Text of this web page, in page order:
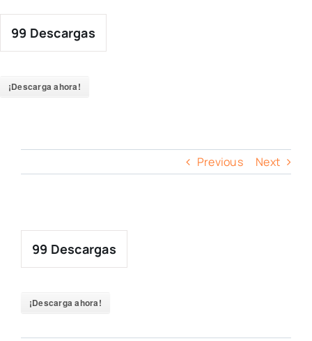
content
99 Descargas
¡Descarga ahora!
Previous Next
99 Descargas
¡Descarga ahora!